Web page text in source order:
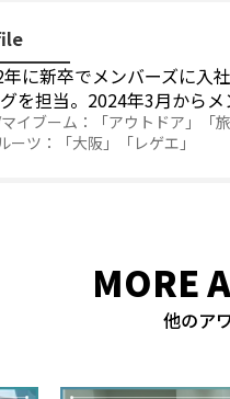
に新卒でメンバーズに入
を担当。2024年3月から
「アウトドア」「
「大阪」「レゲエ」
MORE
他のア